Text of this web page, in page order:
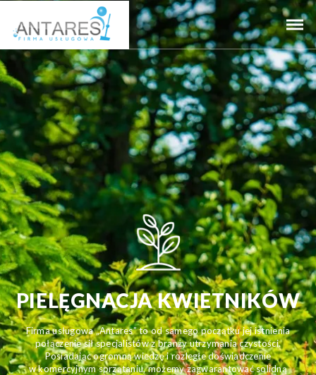
PIELĘGNACJA KWIETNIKÓW
Firma usługowa „Antares” to od samego początku jej istnienia
połączenie sił specjalistów z branży utrzymania czystości.
Posiadając ogromną wiedzę i rozległe doświadczenie
w komercyjnym sprzątaniu, możemy zagwarantować solidną